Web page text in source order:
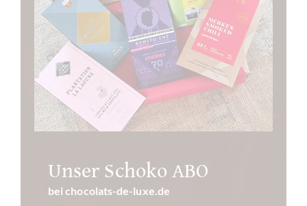
Unser Schoko ABO
bei chocolats-de-luxe.de